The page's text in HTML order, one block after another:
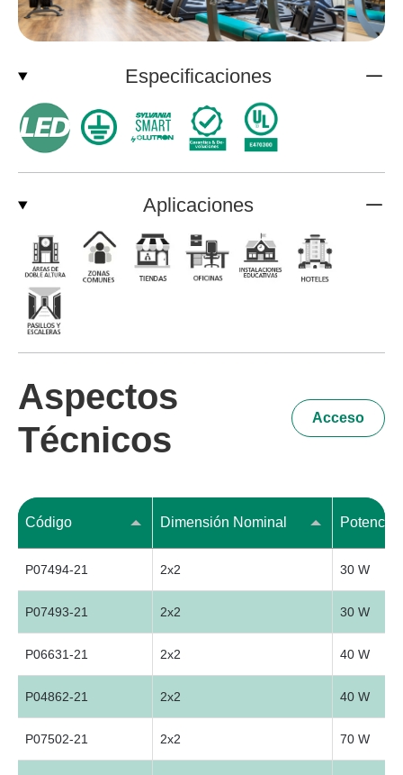
Especificaciones
Aplicaciones
Aspectos
Técnicos
Acceso
Código Dimensión Nominal Potencia
P07494-21 2x2 30 W
P07493-21 2x2 30 W
P06631-21 2x2 40 W
P04862-21 2x2 40 W
P07502-21 2x2 70 W